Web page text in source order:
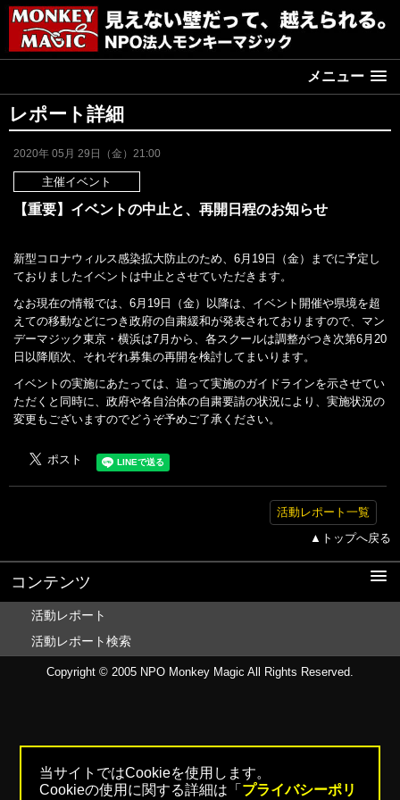
当サイトではCookieを使用します。
Cookieの使用に関する詳細は「 プライバシーポリ
メニュー
レポート詳細
2020年 05月 29日（金）21:00
主催イベント
【重要】イベントの中止と、再開日程のお知らせ
新型コロナウィルス感染拡大防止のため、6月19日（金）までに予定し
ておりましたイベントは中止とさせていただきます。
なお現在の情報では、6月19日（金）以降は、イベント開催や県境を超
えての移動などにつき政府の自粛緩和が発表されておりますので、マン
デーマジック東京・横浜は7月から、各スクールは調整がつき次第6月20
日以降順次、それぞれ募集の再開を検討してまいります。
イベントの実施にあたっては、追って実施のガイドラインを示させてい
ただくと同時に、政府や各自治体の自粛要請の状況により、実施状況の
変更もございますのでどうぞ予めご了承ください。
活動レポート一覧
▲トップへ戻る
コンテンツ
活動レポート
活動レポート検索
Copyright © 2005 NPO Monkey Magic All Rights Reserved.